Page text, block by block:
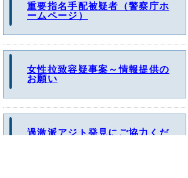
重要指名手配被疑者（警察庁ホ
ームページ）
女性拉致容疑事案～情報提供の
お願い
過激派アジト発見にご協力くだ